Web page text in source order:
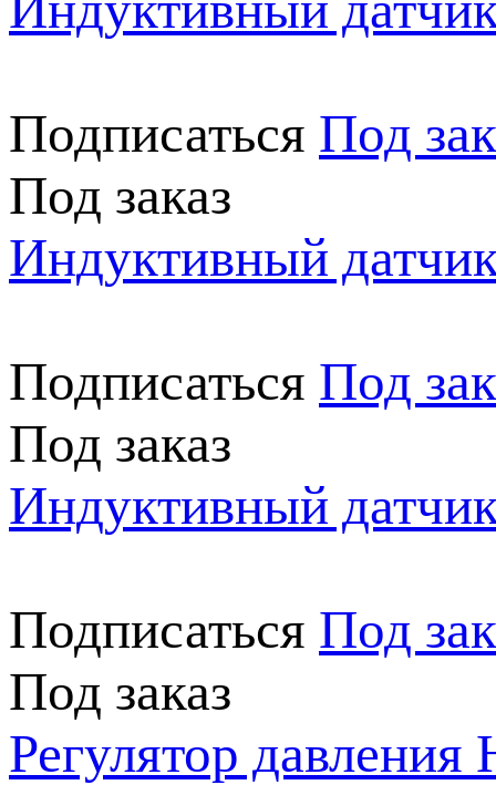
Подписаться Под
Под заказ
Индуктивный
Подписаться Под
Под заказ
Индуктивный
Подписаться Под
Под заказ
Регулятор